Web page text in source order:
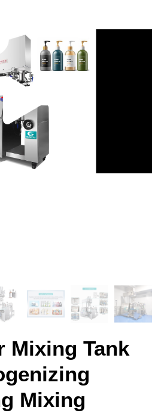
Lire
la
Mixing Tank
Mixing